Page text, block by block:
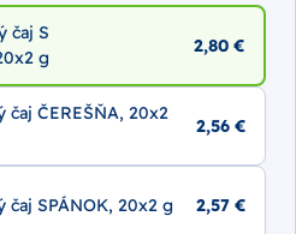
čaj S
g
2,80 €
čaj ČEREŠŇA, 20x2
2,56 €
čaj SPÁNOK, 20x2 g 2,57 €